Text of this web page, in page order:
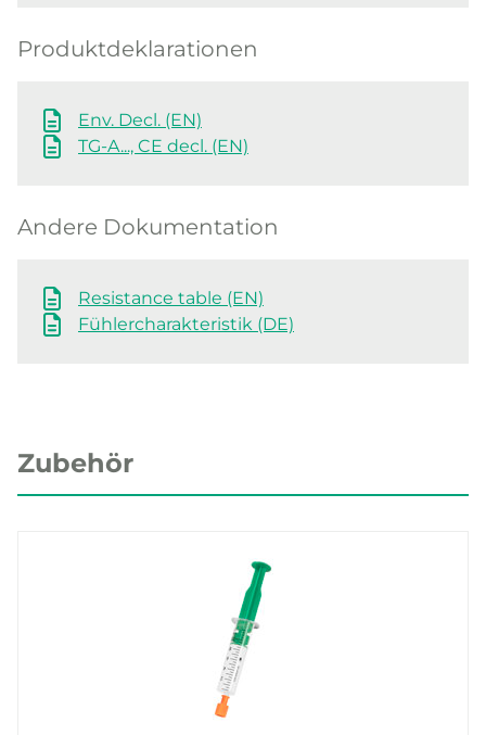
Produktdeklarationen
Env. Decl. (EN)
TG-A..., CE decl. (EN)
Andere Dokumentation
Resistance table (EN)
Fühlercharakteristik (DE)
Zubehör